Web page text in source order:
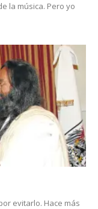
la música. Pero yo
evitarlo. Hace más